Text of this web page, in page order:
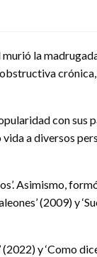
la
con sus
vida a diversos
Asimismo,
(2009) y
y ‘Como